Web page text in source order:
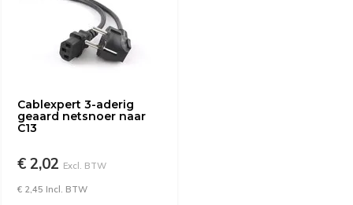
Cablexpert 3-aderig
geaard netsnoer naar
C13
€ 2,02 Excl. BTW
€ 2,45 Incl. BTW